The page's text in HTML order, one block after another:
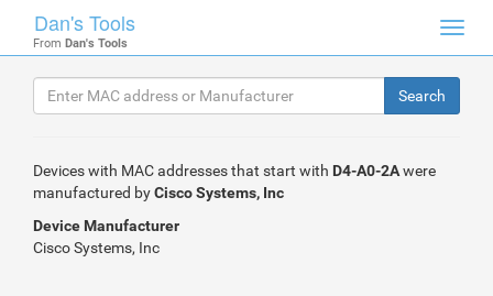
Dan's Tools
From Dan's Tools
Devices with MAC addresses that start with D4-A0-2Awere
manufactured byCisco Systems, Inc
Device Manufacturer
Cisco Systems, Inc